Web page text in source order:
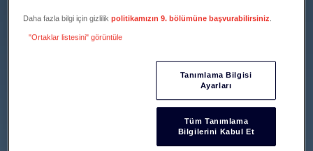
Daha fazla bilgi için gizlilikpolitikamızın 9. bölümüne başvurabilirsiniz.
"Ortaklar listesini" görüntüle
Tanımlama Bilgisi
Ayarları
Tüm Tanımlama
Bilgilerini Kabul Et